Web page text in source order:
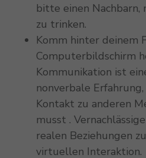
bitte einen Nachbarn,
zu trinken.
Komm hinter deinem
Computerbildschirm
Kommunikation ist
nonverbale
Kontakt zu anderen
musst .
realen Beziehungen
virtuellen Interaktion.